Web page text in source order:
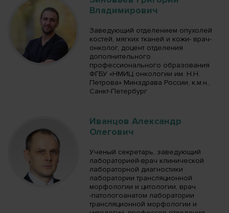
Владимирович
Заведующий отделением опухолей
костей, мягких тканей и кожи- врач-
онколог, доцент отделения
дополнительного
профессионального образования
ФГБУ «НМИЦ онкологии им. Н.Н.
Петрова» Минздрава России, к.м.н.,
Санкт-Петербург
Иванцов Александр
Олегович
Ученый секретарь, заведующий
лабораторией-врач клинической
лабораторной диагностики
лаборатории трансляционной
морфологии и цитологии, врач
-патологоанатом лаборатории
трансляционной морфологии и